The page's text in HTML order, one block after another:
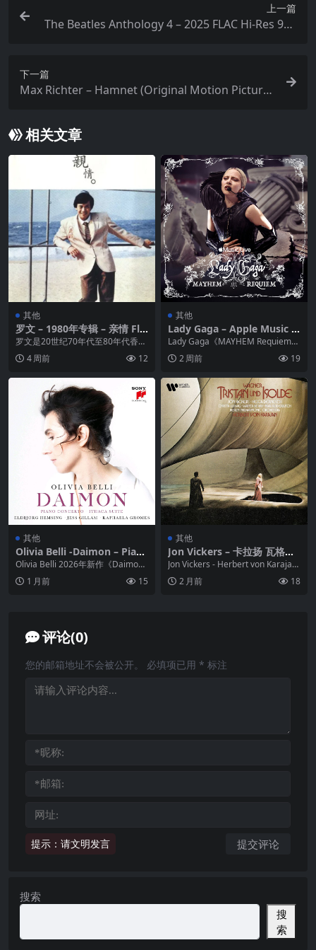
上一篇
The Beatles Anthology 4 – 2025 FLAC Hi-Res 96k
下一篇
Max Richter – Hamnet (Original Motion Picture
uz
相关文章
其他
罗文 – 1980年专辑 – 亲情 Fla
c
罗文是20世纪70年代至80年代香港
流行乐坛的代表人物之一。他以宏
亮的嗓子见称，...
4 周前 12
其他
Lady Gaga – Apple Music Li
ve MAYHEM Requiem (202
6) ALAC 24bit 48kHz
Lady Gaga《MAYHEM Requiem》
是2026年Apple Mus...
2 周前 19
其他
Olivia Belli -Daimon – Pian
o Concerto, Ithaca Suite &
6) FLAC Hi-Res 24bit 96kHz
Olivia Belli 2026年新作《Daimo
n》以希腊史诗为魂，融合钢琴...
1 月前 15
其他
Jon Vickers – 卡拉扬 瓦格纳
Tristan und Isolde FLAC
Jon Vickers - Herbert von Karajan
Wagner...
2 月前 18
评论(0)
提示：请文明发言
您的邮箱地址不会被公开。 必填项已用 * 标注
搜索
搜
索